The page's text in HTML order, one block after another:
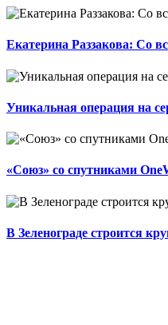
Екатерина Раззакова: Со
Уникальная операция на
«Союз» со спутниками
В Зеленограде строится